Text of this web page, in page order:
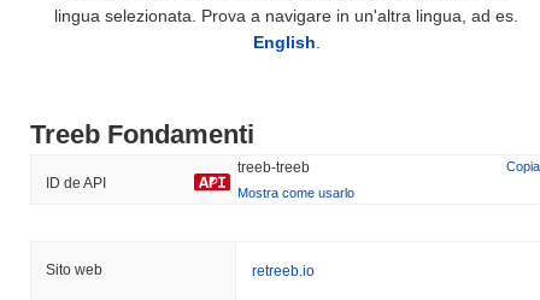
lingua selezionata. Prova a navigare in un'altra lingua, ad es.
English
Treeb Fondamenti
ID de API
treeb-treeb
Copia
Mostra come usarlo
Sito web retreeb.io